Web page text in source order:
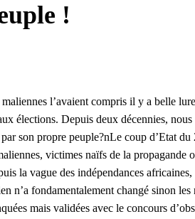
!
l’avaient compris il y a belle
élections. Depuis deux décennies,
son propre peuple?nLe coup d’Etat
victimes naïfs de la propagande
la vague des indépendances
n’a fondamentalement changé sinon
mais validées avec le concours